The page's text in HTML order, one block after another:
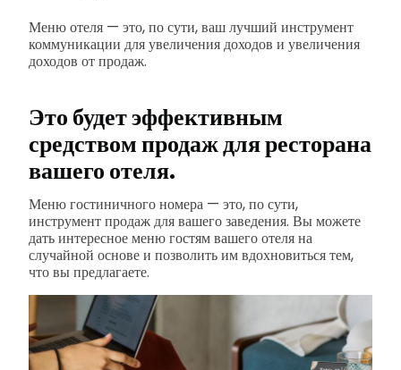
Меню отеля — это, по сути, ваш лучший инструмент
коммуникации для увеличения доходов и увеличения
доходов от продаж.
Это будет эффективным
средством продаж для ресторана
вашего отеля.
Меню гостиничного номера — это, по сути,
инструмент продаж для вашего заведения. Вы можете
дать интересное меню гостям вашего отеля на
случайной основе и позволить им вдохновиться тем,
что вы предлагаете.